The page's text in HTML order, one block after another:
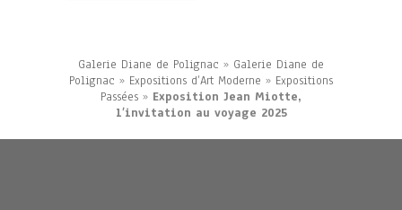
Galerie Diane de Polignac » Galerie Diane de
Polignac » Expositions d’Art Moderne » Expositions
Passées » Exposition Jean Miotte,
l’invitation au voyage 2025